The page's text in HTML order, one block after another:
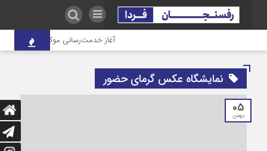
آغاز خدمت‌رسانی موکب درمانی
نمایشگاه عکس گرمای حضور
05
بهمن